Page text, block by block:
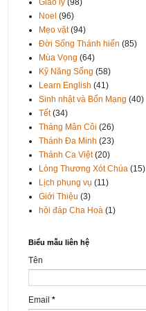
Noel (96)
Mẹo vặt (94)
Đời Sống Thánh hiến (85)
Mùa Vọng (64)
Kỹ Năng Sống (58)
Learn English (41)
Sinh nhật và Bổn Mạng (40)
Tết (34)
Tháng Mân Côi (26)
Thánh Đa Minh (23)
Thánh Ca Việt (20)
Lòng Thương Xót Chúa (15)
Lịch phụng vụ (11)
Giới Thiệu (3)
hỏi đáp Cha Hoà (1)
Biểu mẫu liên hệ
Tên
Email *